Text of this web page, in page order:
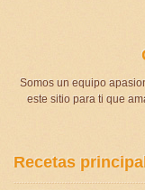
Somos un equipo
este sitio para ti que
Recetas